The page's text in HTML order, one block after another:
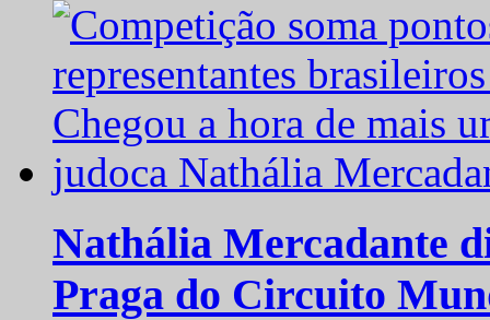
Nathália Mercadante
Praga do Circuito